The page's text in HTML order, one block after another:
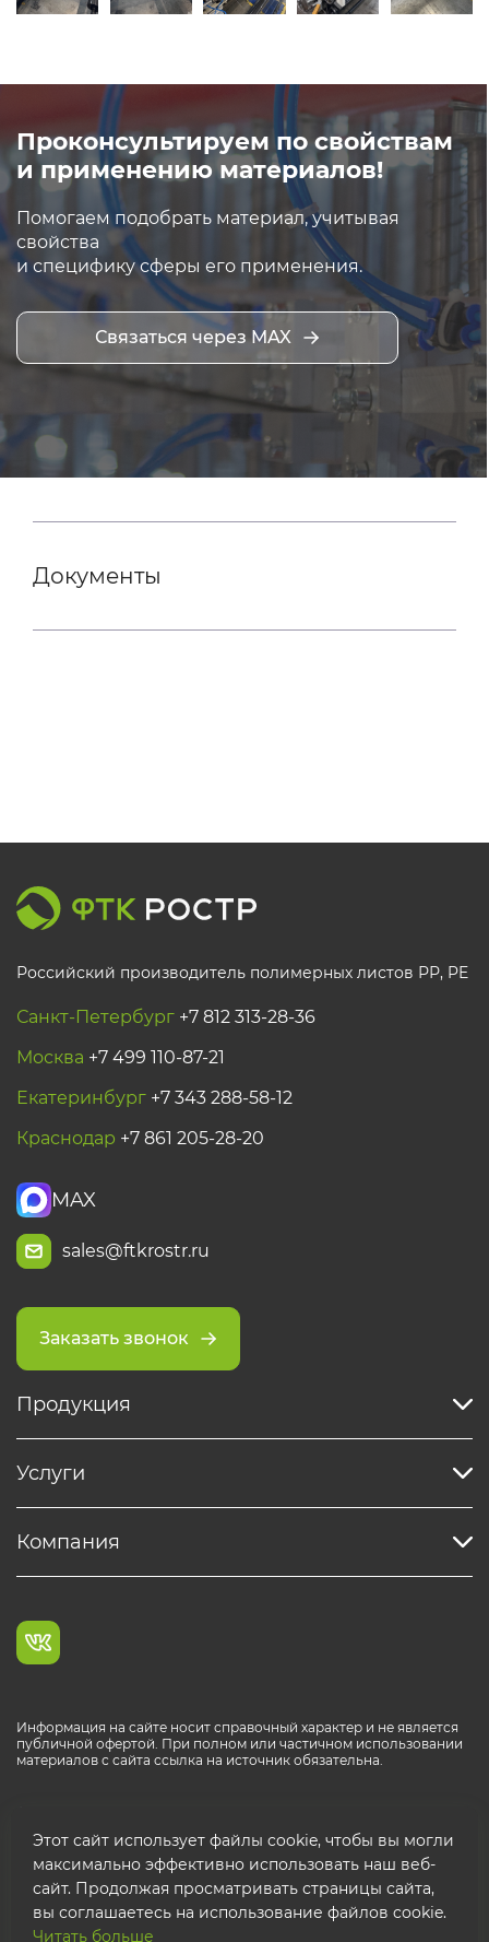
Проконсультируем по свойствам
и применению материалов!
Помогаем подобрать материал, учитывая
свойства
и специфику сферы его применения.
Связаться через MAX
Документы
Российский производитель полимерных листов РР, PE
Санкт-Петербург +7 812 313-28-36
Москва +7 499 110-87-21
Екатеринбург +7 343 288-58-12
Краснодар +7 861 205-28-20
MAX
sales@ftkrostr.ru
Заказать звонок
Продукция
Услуги
Компания
Информация на сайте носит справочный характер и не является
публичной офертой. При полном или частичном использовании
материалов с сайта ссылка на источник обязательна.
Этот сайт использует файлы cookie, чтобы вы могли
максимально эффективно использовать наш веб-
сайт. Продолжая просматривать страницы сайта,
вы соглашаетесь на использование файлов cookie.
Читать больше